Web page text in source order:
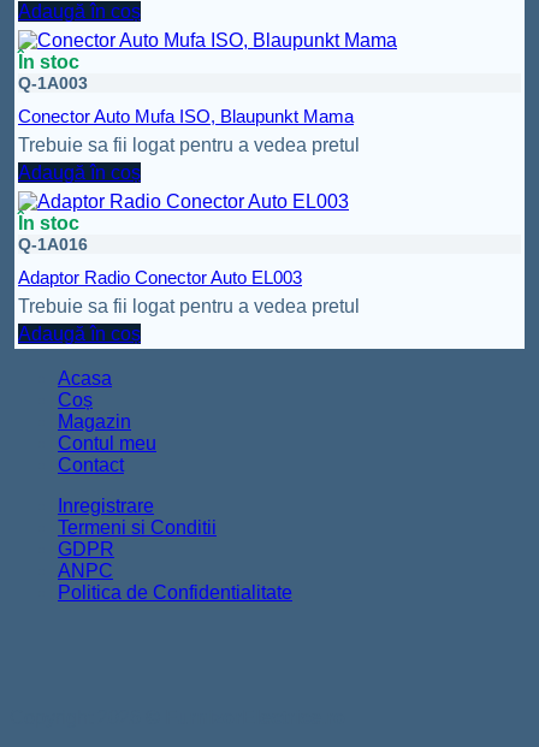
Adaugă în coș
În stoc
Q-1A003
Conector Auto Mufa ISO, Blaupunkt Mama
Trebuie sa fii logat pentru a vedea pretul
Adaugă în coș
În stoc
Q-1A016
Adaptor Radio Conector Auto EL003
Trebuie sa fii logat pentru a vedea pretul
Adaugă în coș
Acasa
Coș
Magazin
Contul meu
Contact
Inregistrare
Termeni si Conditii
GDPR
ANPC
Politica de Confidentialitate